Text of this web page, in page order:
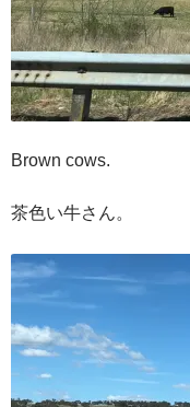
Brown cows.
茶色い牛さん。